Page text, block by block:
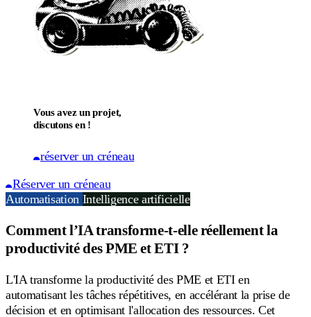
Vous avez un projet,
discutons en !
réserver un créneau
Réserver un créneau
Automatisation Intelligence artificielle
Comment l’IA transforme-t-elle réellement la
productivité des PME et ETI ?
L'IA transforme la productivité des PME et ETI en
automatisant les tâches répétitives, en accélérant la prise de
décision et en optimisant l'allocation des ressources. Cet